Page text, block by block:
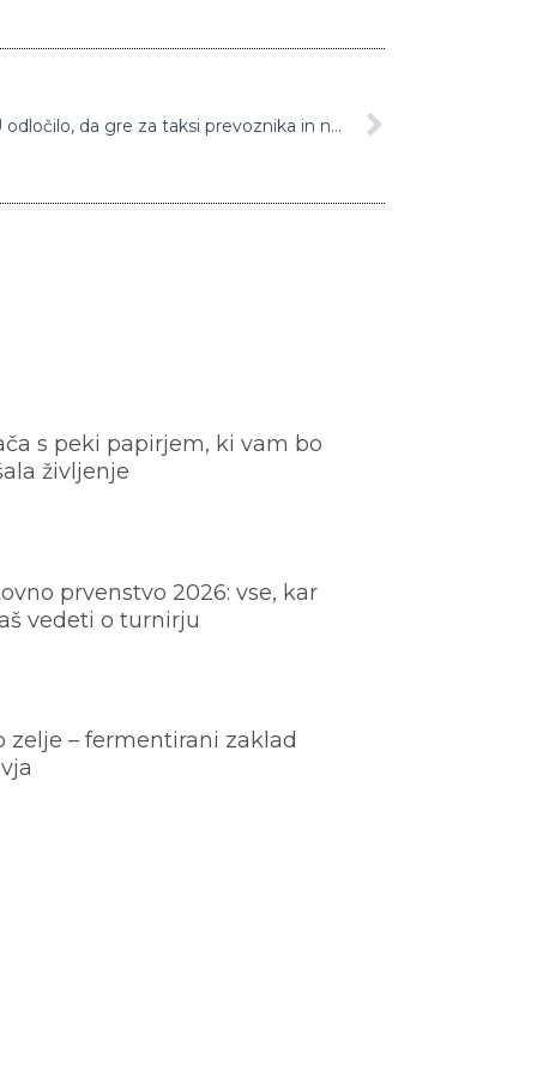
Hud udarec za Uber: Sodišče EU odločilo, da gre za taksi prevoznika in ne le za tehnološko platformo
s peki papirjem, ki vam bo
življenje
prvenstvo 2026: vse, kar
vedeti o turnirju
zelje – fermentirani zaklad